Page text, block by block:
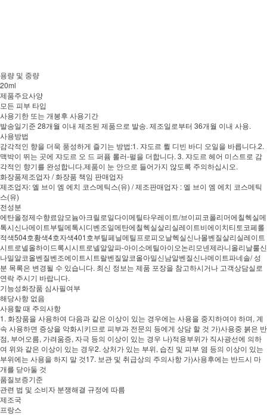
용량 및 중량
20ml
제품주요사양
모든 피부 타입
사용기한 또는 개봉후 사용기간
발송일기준 28개월 이내 제조된 제품으로 발송. 제조일로부터 36개월 이내 사용.
사용방법
감각적인 향을 더욱 풍성하게 즐기는 방법:1. 쟈도르 륄 디빈 바디 오일을 바릅니다.2.
맥박이 뛰는 곳에 쟈도르 오 드 퍼퓸 롤러-펄을 더합니다. 3. 쟈도르 헤어 미스트로 감
각적인 향기를 완성합니다.제품이 눈 안으로 들어가지 않도록 주의하십시오.
화장품제조업자 / 화장품 책임 판매업자
제조업자: 엘 브이 엠 에치 코스메틱스(유) / 제조판매업자 : 엘 브이 엠 에치 코스메틱
스(유)
전성분
에탄올정제수향료암모늄아크릴로일다이메틸타우레이트/브이피코폴리머에칠헥실메
톡시신나메이트부틸메톡시디벤조일메탄에칠헥실살리실레이트비에이치티토코페롤
적색504호황색4호자색401호부틸페닐메틸프로피오날헥실신나몰벤질살리실레이트
시트로넬올하이드록시시트로넬알알파-아이소메틸아이오논리모넨제라니올리날룰신
나밀알코올벤질벤조에이트시트랄벤질알코올아밀신남알벤질신나메이트파네솔/ 성
분 목록은 변경될 수 있습니다. 최신 정보는 제품 포장을 참고하시거나 고객상담실로
연락 주시기 바랍니다.
기능성화장품 심사필여부
해당사항 없음
사용할 때 주의사항
1. 화장품을 사용하여 다음과 같은 이상이 있는 경우에는 사용을 중지하여야 하며, 계
속 사용하면 증상을 악화시키므로 피부과 전문의 등에게 상담 할 것 가)사용중 붉은 반
점, 부어오름, 가려움증, 자극 등의 이상이 있는 경우 나)적용부위가 직사광선에 의하
여 위와 같은 이상이 있는 경우2. 상처가 있는 부위, 습진 및 피부 염 등의 이상이 있는
부위에는 사용을 하지 말 것17. 보관 및 취급상의 주의사항 가)사용후에는 반드시 마
개를 닫아둘 것
품질보증기준
관련 법 및 소비자 분쟁해결 규정에 따름
제조국
프랑스